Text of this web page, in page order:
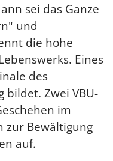
sei das Ganze
und
die hohe
Eines
des
bildet. Zwei VBU-
im
zur Bewältigung
auf.